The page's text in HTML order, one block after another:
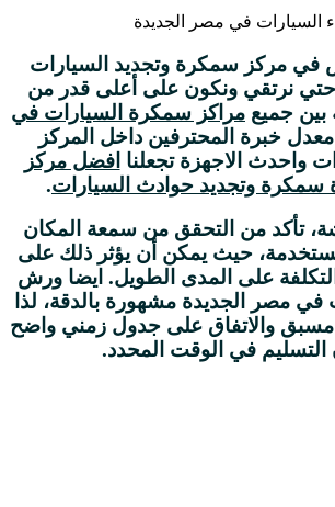
مركز سمكرة وتجديد السيارات
نرتقي ونكون على أعلى قدر من
بين جميع مراكز سمكرة السيارات في
معدل خبرة المحترفين داخل المركز
واحدث الاجهزة تجعلنا افضل مركز
سمكرة وتجديد حوادث السيارات.
تأكد من التحقق من سمعة المكان
حيث يمكن أن يؤثر ذلك على
والتكلفة على المدى الطويل. ايضا ورش
في مصر الجديدة مشهورة بالدقة، لذا
والاتفاق على جدول زمني واضح
في الوقت المحدد.